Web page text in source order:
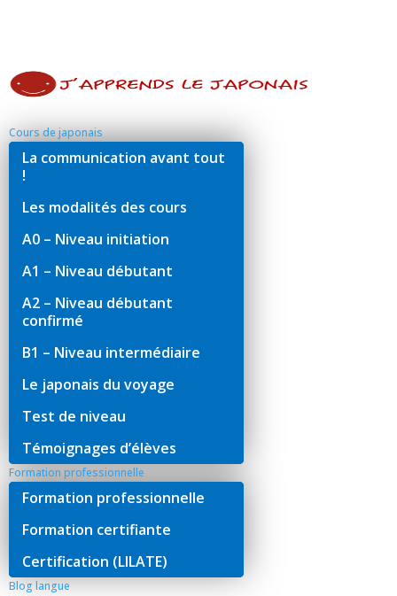
Cours de japonais
La communication avant tout
!
Les modalités des cours
A0 – Niveau initiation
A1 – Niveau débutant
A2 – Niveau débutant
confirmé
B1 – Niveau intermédiaire
Le japonais du voyage
Test de niveau
Témoignages d’élèves
Formation professionnelle
Formation professionnelle
Formation certifiante
Certification (LILATE)
Blog langue